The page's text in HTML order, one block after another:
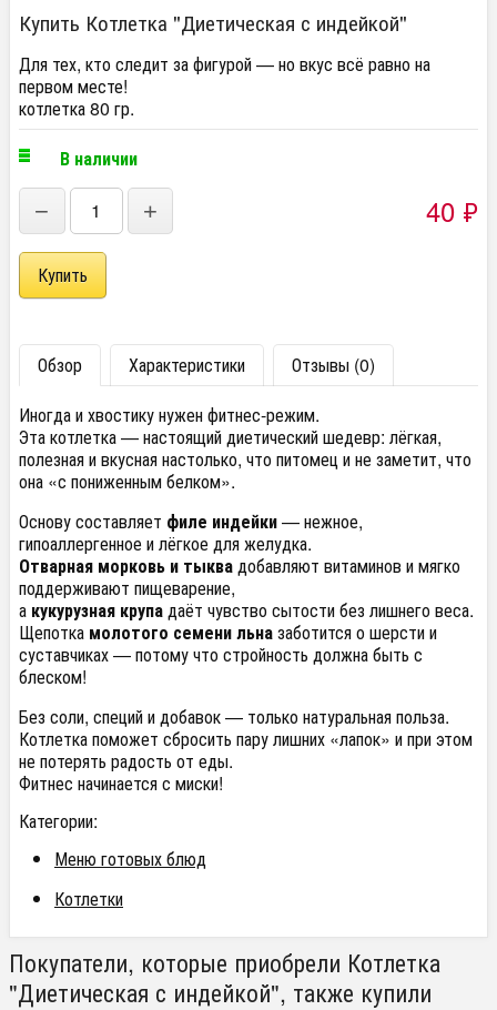
Купить Котлетка "Диетическая с индейкой"
Для тех, кто следит за фигурой — но вкус всё равно на
первом месте!
котлетка 80 гр.
В наличии
− + 40 ₽
Обзор Характеристики
Отзывы (0)
Иногда и хвостику нужен фитнес-режим.
Эта котлетка — настоящий диетический шедевр: лёгкая,
полезная и вкусная настолько, что питомец и не заметит, что
она «с пониженным белком».
Основу составляет филе индейки— нежное,
гипоаллергенное и лёгкое для желудка.
Отварная морковь и тыквадобавляют витаминов и мягко
поддерживают пищеварение,
а кукурузная крупадаёт чувство сытости без лишнего веса.
Щепотка молотого семени льназаботится о шерсти и
суставчиках — потому что стройность должна быть с
блеском!
Без соли, специй и добавок — только натуральная польза.
Котлетка поможет сбросить пару лишних «лапок» и при этом
не потерять радость от еды.
Фитнес начинается с миски!
Категории:
Меню готовых блюд
Котлетки
Покупатели, которые приобрели Котлетка
"Диетическая с индейкой", также купили